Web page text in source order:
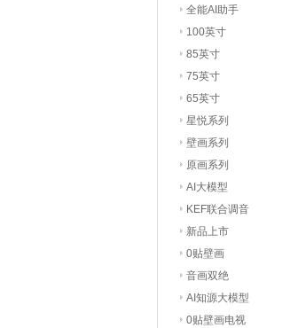
全能AI助手
100英寸
85英寸
75英寸
65英寸
星悦系列
壁画系列
原画系列
AI大模型
KEF联合调音
新品上市
0贴壁画
音画双绝
AI知源大模型
0贴壁画电视